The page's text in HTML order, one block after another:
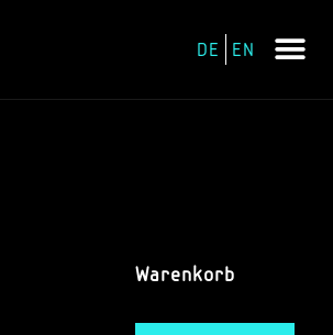
DE EN
Warenkorb